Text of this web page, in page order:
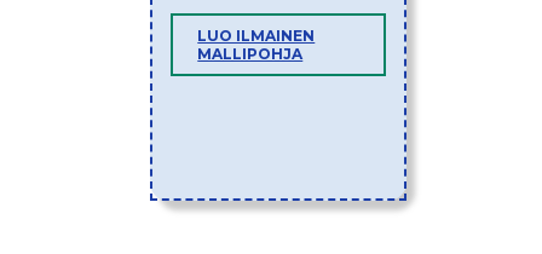
LUO ILMAINEN
MALLIPOHJA